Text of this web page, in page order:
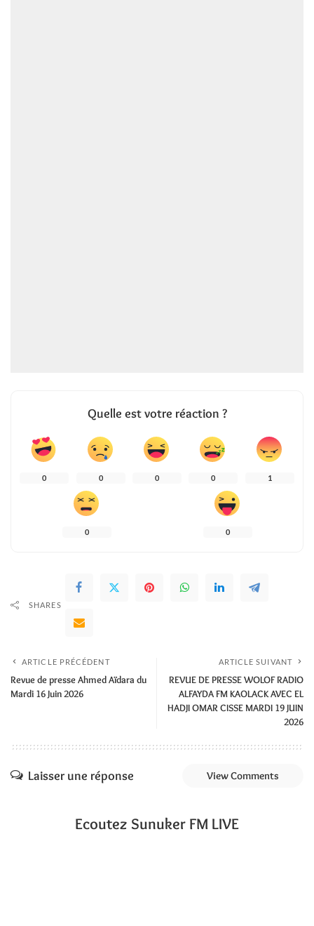
Quelle est votre réaction ?
0 0 0 0 1
0 0
SHARES
ARTICLE PRÉCÉDENT
Revue de presse Ahmed Aïdara du
Mardi 16 Juin 2026
ARTICLE SUIVANT
REVUE DE PRESSE WOLOF RADIO
ALFAYDA FM KAOLACK AVEC EL
HADJI OMAR CISSE MARDI 19 JUIN
2026
Laisser une réponse View Comments
Ecoutez Sunuker FM LIVE